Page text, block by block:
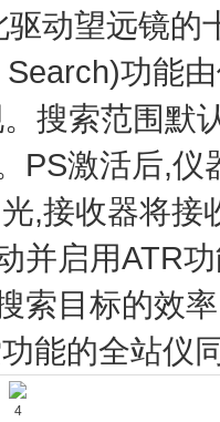
动望远镜的
功能
搜索范围默
PS激活后,
,接收器将
并启用ATR
索目标的效
能的全站仪
4